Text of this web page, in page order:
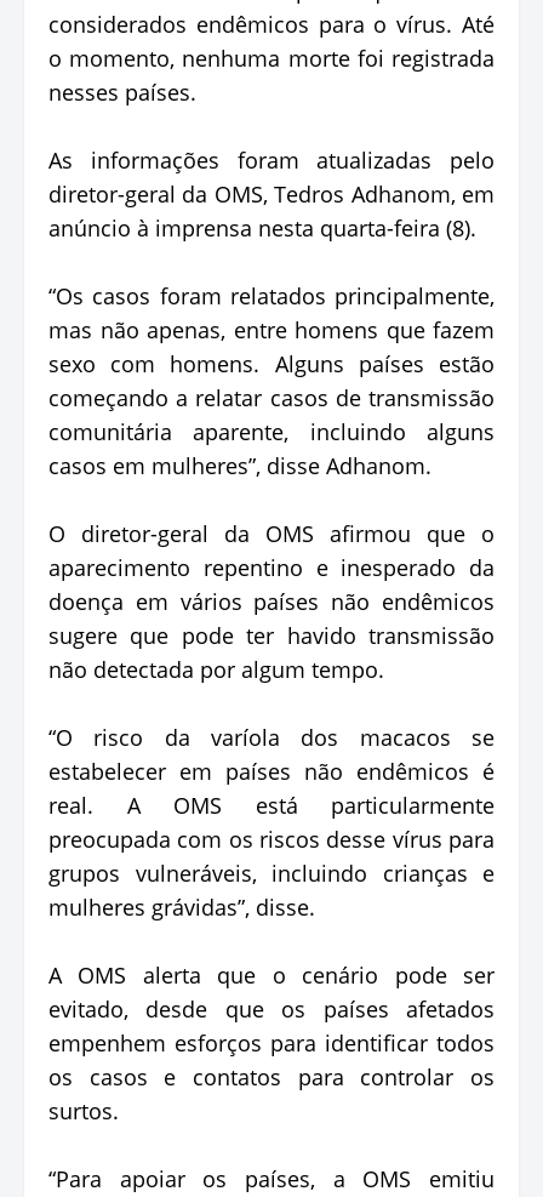
considerados endêmicos para o vírus. Até
o momento, nenhuma morte foi registrada
nesses países.
As informações foram atualizadas pelo
diretor-geral da OMS, Tedros Adhanom, em
anúncio à imprensa nesta quarta-feira (8).
“Os casos foram relatados principalmente,
mas não apenas, entre homens que fazem
sexo com homens. Alguns países estão
começando a relatar casos de transmissão
comunitária aparente, incluindo alguns
casos em mulheres”, disse Adhanom.
O diretor-geral da OMS afirmou que o
aparecimento repentino e inesperado da
doença em vários países não endêmicos
sugere que pode ter havido transmissão
não detectada por algum tempo.
“O risco da varíola dos macacos se
estabelecer em países não endêmicos é
real. A OMS está particularmente
preocupada com os riscos desse vírus para
grupos vulneráveis, incluindo crianças e
mulheres grávidas”, disse.
A OMS alerta que o cenário pode ser
evitado, desde que os países afetados
empenhem esforços para identificar todos
os casos e contatos para controlar os
surtos.
“Para apoiar os países, a OMS emitiu